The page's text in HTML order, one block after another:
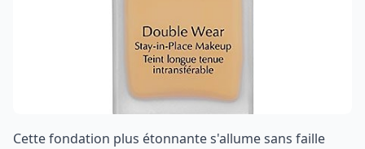
Cette fondation plus étonnante s'allume sans faille